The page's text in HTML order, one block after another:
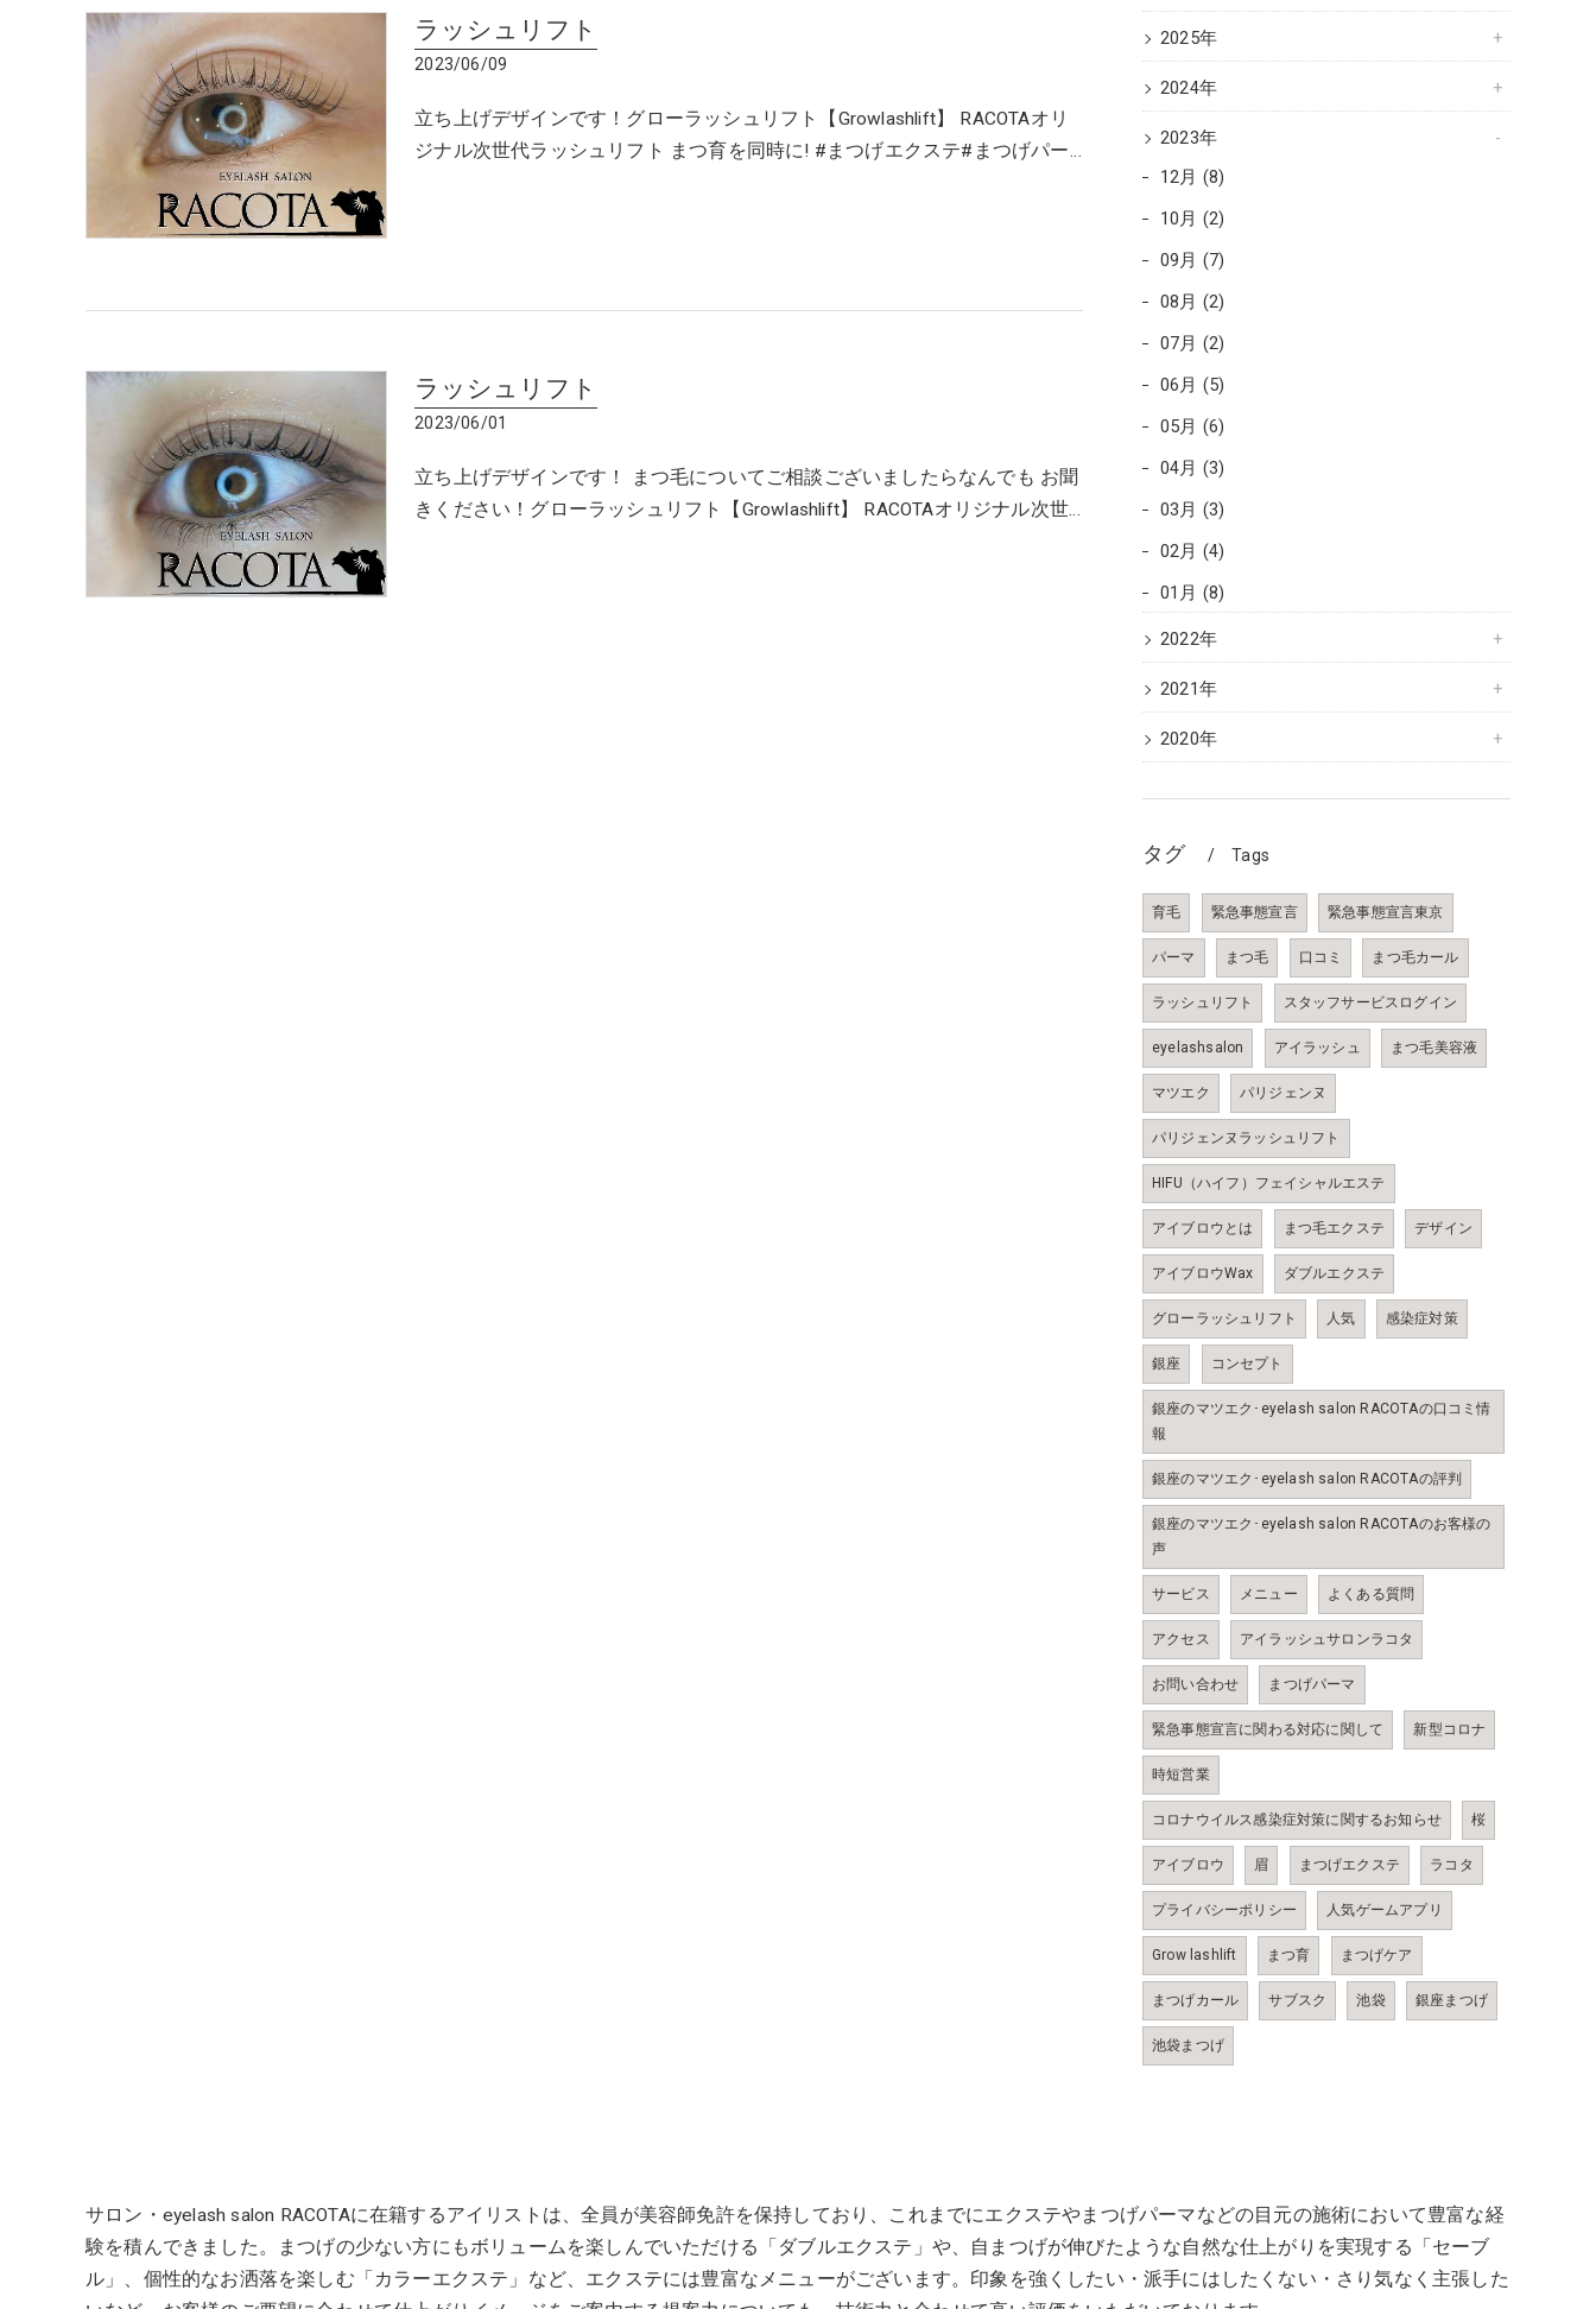
ラッシュリフト
2023/06/09
立ち上げデザインです！グローラッシュリフト【Growlashlift】 RACOTAオリ
ジナル次世代ラッシュリフト まつ育を同時に! #まつげエクステ#まつげパー…
ラッシュリフト
2023/06/01
立ち上げデザインです！ まつ毛についてご相談ございましたらなんでも お聞
きください！グローラッシュリフト【Growlashlift】 RACOTAオリジナル次世…
2025年
2024年
2023年
12月 (8)
10月 (2)
09月 (7)
08月 (2)
07月 (2)
06月 (5)
05月 (6)
04月 (3)
03月 (3)
02月 (4)
01月 (8)
2022年
2021年
2020年
タグ Tags
育毛 緊急事態宣言 緊急事態宣言東京
パーマ まつ毛 口コミ まつ毛カール
ラッシュリフト スタッフサービスログイン
eyelashsalon アイラッシュ まつ毛美容液
マツエク パリジェンヌ
パリジェンヌラッシュリフト
HIFU（ハイフ）フェイシャルエステ
アイブロウとは まつ毛エクステ デザイン
アイブロウWax ダブルエクステ
グローラッシュリフト 人気 感染症対策
銀座 コンセプト
銀座のマツエク･eyelash salon RACOTAの口コミ情
報
銀座のマツエク･eyelash salon RACOTAの評判
銀座のマツエク･eyelash salon RACOTAのお客様の
声
サービス メニュー よくある質問
アクセス アイラッシュサロンラコタ
お問い合わせ まつげパーマ
緊急事態宣言に関わる対応に関して 新型コロナ
時短営業
コロナウイルス感染症対策に関するお知らせ 桜
アイブロウ 眉 まつげエクステ ラコタ
プライバシーポリシー 人気ゲームアプリ
Grow lashlift まつ育 まつげケア
まつげカール サブスク 池袋 銀座まつげ
池袋まつげ
サロン・eyelash salon RACOTAに在籍するアイリストは、全員が美容師免許を保持しており、これまでにエクステやまつげパーマなどの目元の施術において豊富な経
験を積んできました。まつげの少ない方にもボリュームを楽しんでいただける「ダブルエクステ」や、自まつげが伸びたような自然な仕上がりを実現する「セーブ
ル」、個性的なお洒落を楽しむ「カラーエクステ」など、エクステには豊富なメニューがございます。印象を強くしたい・派手にはしたくない・さり気なく主張した